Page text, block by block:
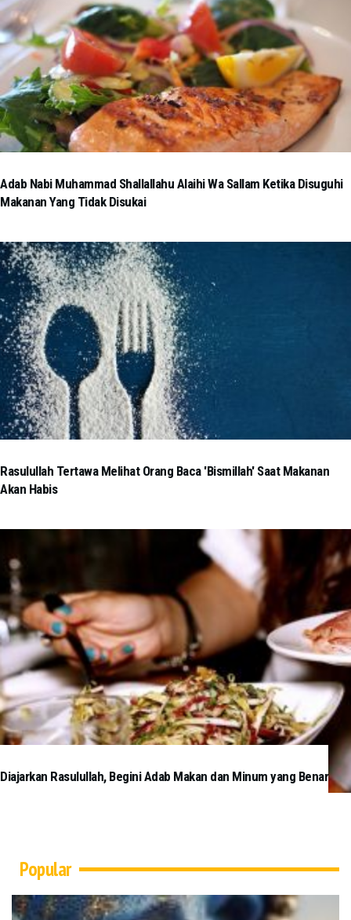
Adab Nabi Muhammad Shallallahu Alaihi Wa Sallam Ketika Disuguhi
Makanan Yang Tidak Disukai
Rasulullah Tertawa Melihat Orang Baca 'Bismillah' Saat Makanan
Akan Habis
Diajarkan Rasulullah, Begini Adab Makan dan Minum yang Benar
Popular